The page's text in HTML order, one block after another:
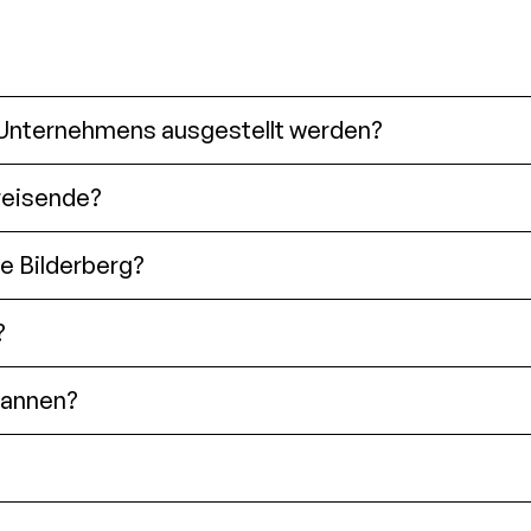
ausgestellt werden?
Bilderberg?